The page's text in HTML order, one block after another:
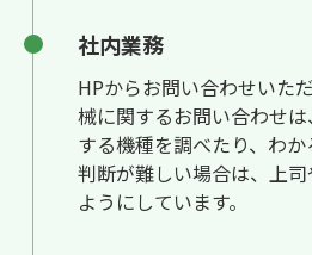
社内業務
HPからお問い合わせいた
械に関するお問い合わせ
する機種を調べたり、わ
判断が難しい場合は、上
ようにしています。